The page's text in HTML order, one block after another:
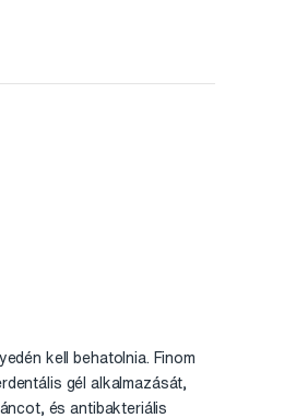
kell behatolnia. Finom
gél alkalmazását,
és antibakteriális